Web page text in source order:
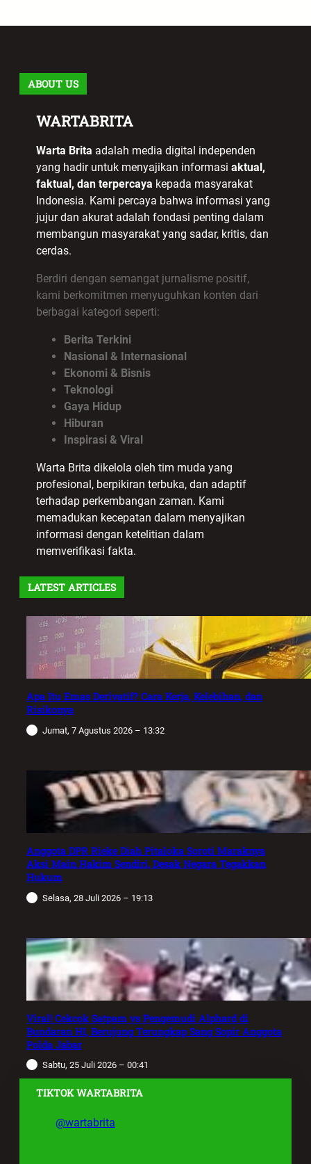
ABOUT US
WARTABRITA
Warta Brita adalah media digital independen
yang hadir untuk menyajikan informasi aktual,
faktual, dan terpercaya kepada masyarakat
Indonesia. Kami percaya bahwa informasi yang
jujur dan akurat adalah fondasi penting dalam
membangun masyarakat yang sadar, kritis, dan
cerdas.
Berdiri dengan semangat jurnalisme positif,
kami berkomitmen menyuguhkan konten dari
berbagai kategori seperti:
Berita Terkini
Nasional & Internasional
Ekonomi & Bisnis
Teknologi
Gaya Hidup
Hiburan
Inspirasi & Viral
Warta Brita dikelola oleh tim muda yang
profesional, berpikiran terbuka, dan adaptif
terhadap perkembangan zaman. Kami
memadukan kecepatan dalam menyajikan
informasi dengan ketelitian dalam
memverifikasi fakta.
LATEST ARTICLES
Apa Itu Emas Derivatif? Cara Kerja, Kelebihan, dan
Risikonya
Jumat, 7 Agustus 2026 – 13:32
Anggota DPR Rieke Diah Pitaloka Soroti Maraknya
Aksi Main Hakim Sendiri, Desak Negara Tegakkan
Hukum
Selasa, 28 Juli 2026 – 19:13
Viral! Cekcok Satpam vs Pengemudi Alphard di
Bundaran HI, Berujung Terungkap Sang Sopir Anggota
Polda Jabar
Sabtu, 25 Juli 2026 – 00:41
TIKTOK WARTABRITA
@wartabrita